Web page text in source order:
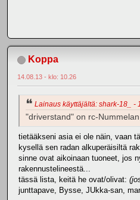
Koppa
14.08.13 - klo: 10.26
Lainaus käyttäjältä: shark-18_ -
"driverstand" on rc-
tietääkseni asia ei ole näin, vaan
kysellä sen radan alkuperäisiltä
sinne ovat aikoinaan tuoneet, jos
rakennustelineestä...
tässä lista, keitä he ovat/olivat:
junttapave, Bysse, JUkka-san,